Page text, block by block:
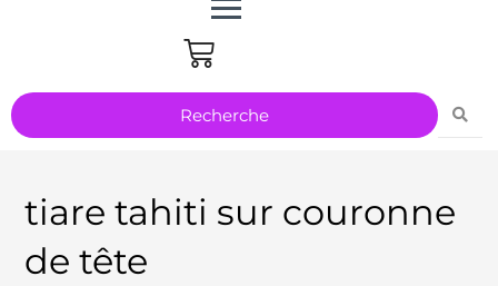
tiare tahiti sur couronne
de tête